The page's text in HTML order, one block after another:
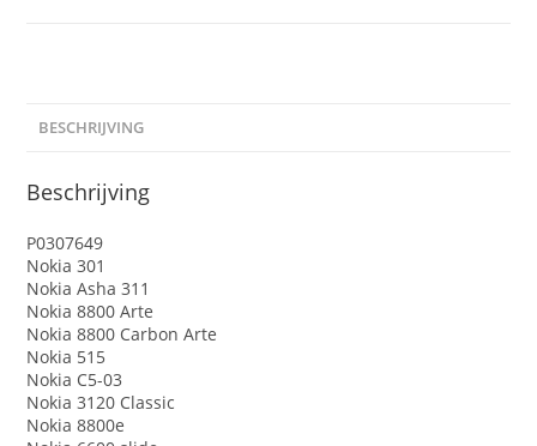
BESCHRIJVING
Beschrijving
P0307649
Nokia 301
Nokia Asha 311
Nokia 8800 Arte
Nokia 8800 Carbon Arte
Nokia 515
Nokia C5-03
Nokia 3120 Classic
Nokia 8800e